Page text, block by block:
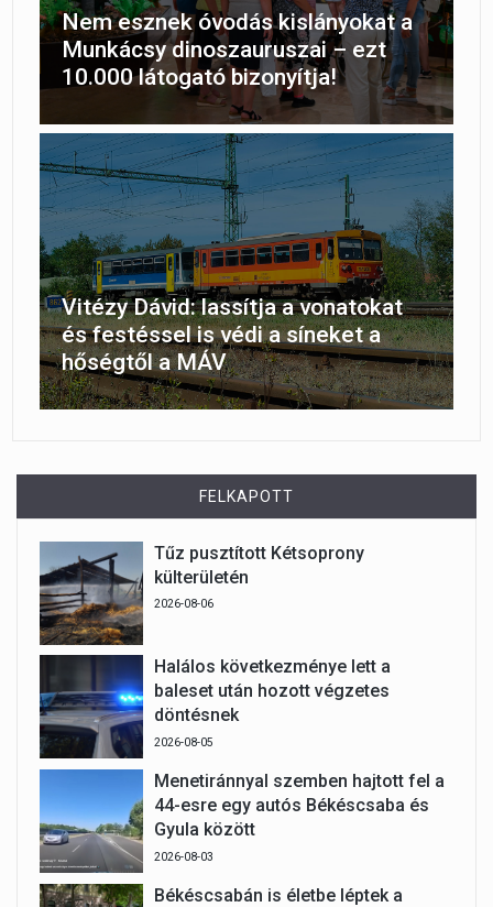
Nem esznek óvodás kislányokat a
Munkácsy dinoszauruszai – ezt
10.000 látogató bizonyítja!
Vitézy Dávid: lassítja a vonatokat
és festéssel is védi a síneket a
hőségtől a MÁV
FELKAPOTT
Tűz pusztított Kétsoprony
külterületén
2026-08-06
Halálos következménye lett a
baleset után hozott végzetes
döntésnek
2026-08-05
Menetiránnyal szemben hajtott fel a
44-esre egy autós Békéscsaba és
Gyula között
2026-08-03
Békéscsabán is életbe léptek a